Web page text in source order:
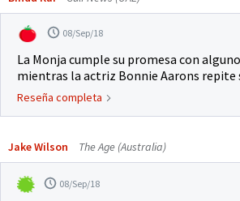
08/Sep/18
La Monja cumple su promesa con
mientras la actriz Bonnie Aarons repite
Reseña completa
Jake Wilson The Age (Australia)
08/Sep/18